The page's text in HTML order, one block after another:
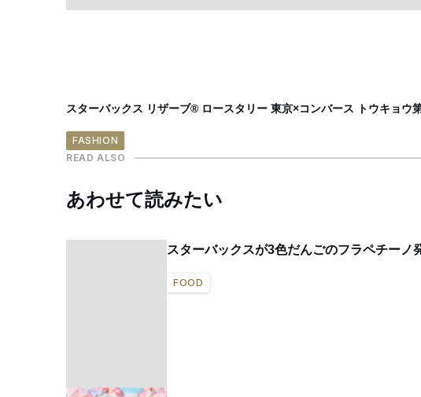
スターバックス リザーブ® ロースタリー 東京×コンバース トウキョウ
FASHION
READ ALSO
あわせて読みたい
スターバックスが3色だんごのフラペチー
FOOD